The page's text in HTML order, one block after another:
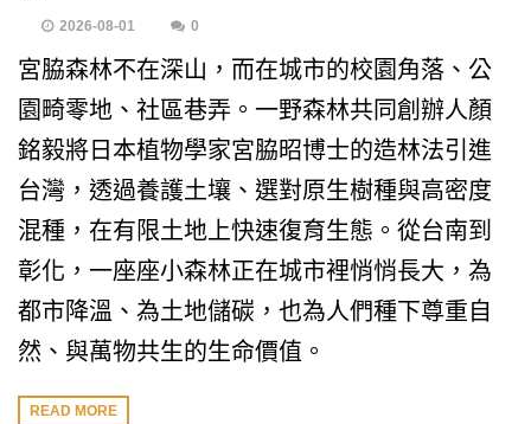
2026-08-01 0
宮脇森林不在深山，而在城市的校園角落、公
園畸零地、社區巷弄。一野森林共同創辦人顏
銘毅將日本植物學家宮脇昭博士的造林法引進
台灣，透過養護土壤、選對原生樹種與高密度
混種，在有限土地上快速復育生態。從台南到
彰化，一座座小森林正在城市裡悄悄長大，為
都市降溫、為土地儲碳，也為人們種下尊重自
然、與萬物共生的生命價值。
READ MORE